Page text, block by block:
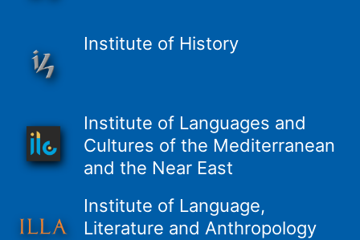
Institute of History
Institute of Languages and
Cultures of the Mediterranean
and the Near East
Institute of Language,
Literature and Anthropology